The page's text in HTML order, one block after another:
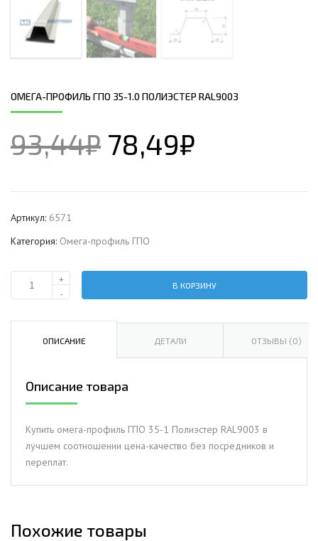
ОМЕГА-ПРОФИЛЬ ГПО 35-1.0 ПОЛИЭСТЕР RAL9003
93,44₽ 78,49₽
Артикул: 6571
Категория: Омега-профиль ГПО
Количество
профиль
Полиэстер
RAL9003
+
-
В КОРЗИНУ
ОПИСАНИЕ ДЕТАЛИ ОТЗЫВЫ (0)
Описание товара
Купить омега-профиль ГПО 35-1 Полиэстер RAL9003 в
лучшем соотношении цена-качество без посредников и
переплат.
Похожие товары